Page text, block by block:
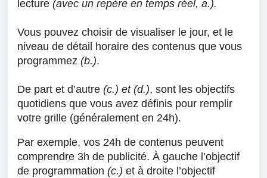
lecture (avec un repère en temps réel, a.).
Vous pouvez choisir de visualiser le jour, et le
niveau de détail horaire des contenus que vous
programmez (b.).
De part et d’autre (c.) et (d.), sont les objectifs
quotidiens que vous avez définis pour remplir
votre grille (généralement en 24h).
Par exemple, vos 24h de contenus peuvent
comprendre 3h de publicité. À gauche l’objectif
de programmation (c.) et à droite l’objectif